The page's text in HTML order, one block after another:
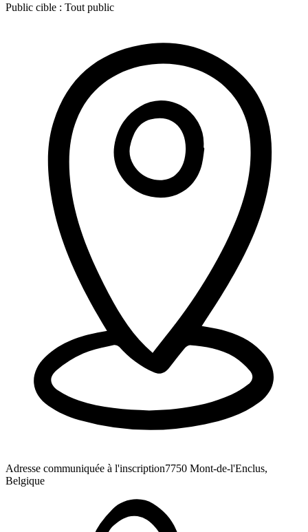
Public cible : Tout public
Adresse communiquée à l'inscription7750 Mont-de-l'Enclus,
Belgique